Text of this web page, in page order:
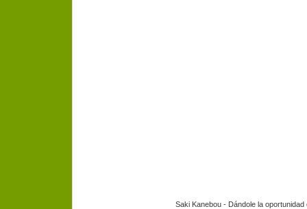
Saki Kanebou - Dándole la oportunidad